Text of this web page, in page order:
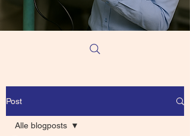
Post
Alle blogposts